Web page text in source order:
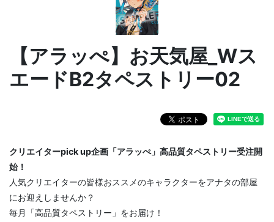
【アラッぺ】お天気屋_Wス
エードB2タペストリー02
クリエイターpick up企画「アラッぺ」高品質タペストリー受注開
始！
人気クリエイターの皆様おススメのキャラクターをアナタの部屋
にお迎えしませんか？
毎月「高品質タペストリー」をお届け！